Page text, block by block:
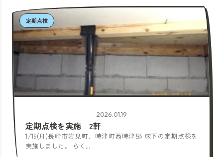
定期点検
2026.01.19
定期点検を実施 2軒
1/19(月)長崎市岩見町、時津町西時津郷 床下の定期点検を
実施しました。 らく...